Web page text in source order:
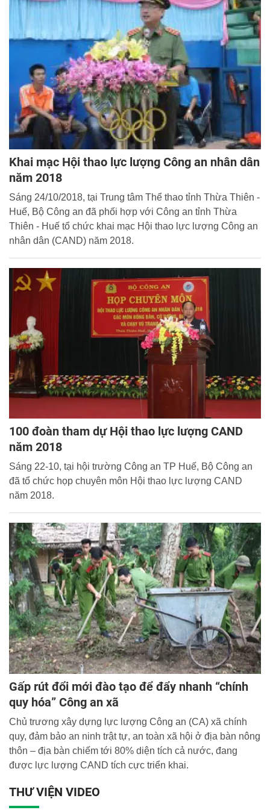
Khai mạc Hội thao lực lượng Công an nhân dân
năm 2018
Sáng 24/10/2018, tại Trung tâm Thể thao tỉnh Thừa Thiên -
Huế, Bộ Công an đã phối hợp với Công an tỉnh Thừa
Thiên - Huế tổ chức khai mạc Hội thao lực lượng Công an
nhân dân (CAND) năm 2018.
100 đoàn tham dự Hội thao lực lượng CAND
năm 2018
Sáng 22-10, tại hội trường Công an TP Huế, Bộ Công an
đã tổ chức họp chuyên môn Hội thao lực lượng CAND
năm 2018.
Gấp rút đổi mới đào tạo để đẩy nhanh “chính
quy hóa” Công an xã
Chủ trương xây dựng lực lượng Công an (CA) xã chính
quy, đảm bảo an ninh trật tự, an toàn xã hội ở địa bàn nông
thôn – địa bàn chiếm tới 80% diện tích cả nước, đang
được lực lượng CAND tích cực triển khai.
THƯ VIỆN VIDEO